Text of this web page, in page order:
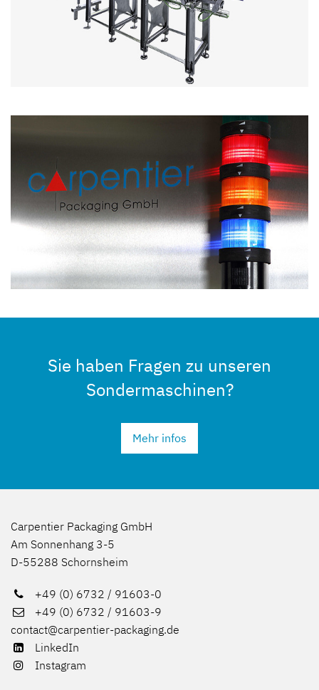
Sie haben Fragen zu unseren
Sondermaschinen?
Mehr infos
Carpentier Packaging GmbH
Am Sonnenhang 3-5
D-55288 Schornsheim
+49 (0) 6732 / 91603-0
+49 (0) 6732 / 91603-9
contact@carpentier-packaging.de
LinkedIn
Instagram